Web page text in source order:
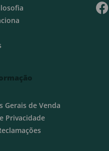
Gerais de Venda
Privacidade